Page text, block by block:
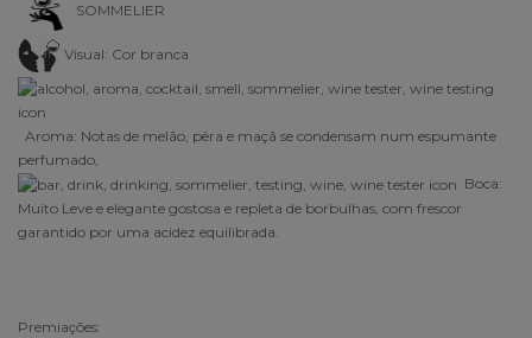
SOMMELIER
Visual: Cor branca
Aroma: Notas de melão, pêra e maçã se condensam num espumante
perfumado,
Boca:
Muito Leve e elegante gostosa e repleta de borbulhas, com frescor
garantido por uma acidez equilibrada.
Premiações: